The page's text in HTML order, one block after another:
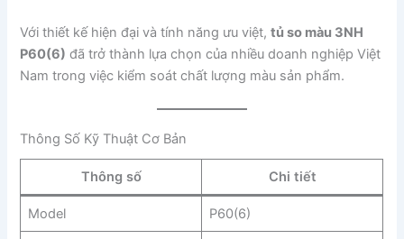
Với thiết kế hiện đại và tính năng ưu việt,tủ so màu 3NH
P60(6) đã trở thành lựa chọn của nhiều doanh nghiệp Việt
Nam trong việc kiểm soát chất lượng màu sản phẩm.
Thông Số Kỹ Thuật Cơ Bản
Thông số Chi tiết
Model P60(6)